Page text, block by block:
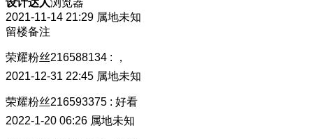
2021-11-14 21:29 属地未知
留楼备注
荣耀粉丝216588134 :
，
2021-12-31 22:45 属地未知
荣耀粉丝216593375 : 好看
2022-1-20 06:26 属地未知